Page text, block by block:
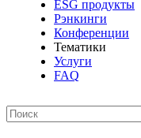
ESG продукты
Рэнкинги
Конференции
Тематики
Услуги
FAQ